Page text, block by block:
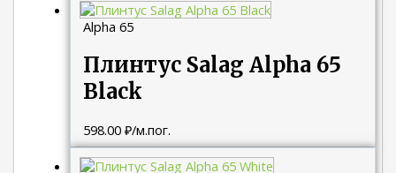
Alpha 65
Плинтус Salag Alpha 65
Black
598.00₽/м.пог.